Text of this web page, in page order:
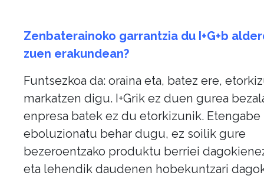
Zenbaterainoko garrantzia du I+G+b
zuen erakundean?
Funtsezkoa da: oraina eta, batez ere,
markatzen digu. I+Grik ez duen gurea
enpresa batek ez du etorkizunik. Etengabe
eboluzionatu behar dugu, ez soilik gure
bezeroentzako produktu berriei
eta lehendik daudenen hobekuntzari